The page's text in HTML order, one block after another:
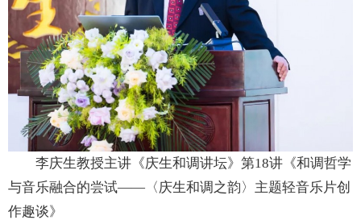
李庆生教授主讲《庆生和调讲坛》第18讲《和调哲学
与音乐融合的尝试——〈庆生和调之韵〉主题轻音乐片创
作趣谈》